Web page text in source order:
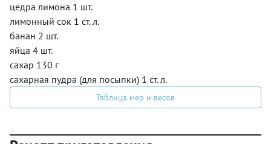
цедра лимона 1 шт.
лимонный сок 1 ст. л.
банан 2 шт.
яйца 4 шт.
сахар 130 г
сахарная пудра (для посыпки) 1 ст. л.
Таблица мер и весов